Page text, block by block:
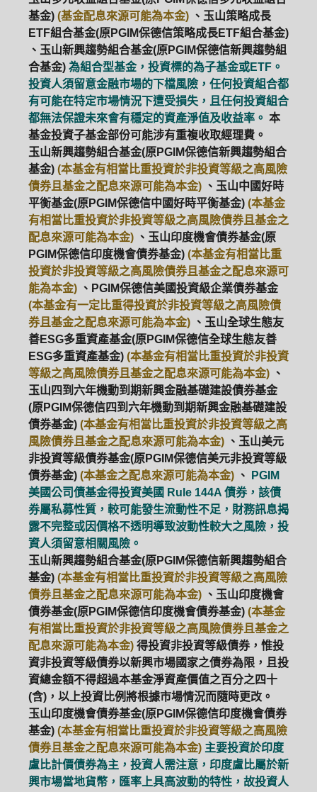
基金) (基金配息來源可能為本金) 、玉山策略成長
ETF組合基金(原PGIM保德信策略成長ETF組合基金)
、玉山新興趨勢組合基金(原PGIM保德信新興趨勢組
合基金) 為組合型基金，投資標的為子基金或ETF。
投資人須留意金融市場的下檔風險，任何投資組合都
有可能在特定市場情況下遭受損失，且任何投資組合
都無法保證未來會有穩定的資產淨值及收益率。 本
基金投資子基金部份可能涉有重複收取經理費。
玉山新興趨勢組合基金(原PGIM保德信新興趨勢組合
基金) (本基金有相當比重投資於非投資等級之高風險
債券且基金之配息來源可能為本金) 、玉山中國好時
平衡基金(原PGIM保德信中國好時平衡基金) (本基金
有相當比重投資於非投資等級之高風險債券且基金之
配息來源可能為本金) 、玉山印度機會債券基金(原
PGIM保德信印度機會債券基金) (本基金有相當比重
投資於非投資等級之高風險債券且基金之配息來源可
能為本金) 、PGIM保德信美國投資級企業債券基金
(本基金有一定比重得投資於非投資等級之高風險債
券且基金之配息來源可能為本金) 、玉山全球生態友
善ESG多重資產基金(原PGIM保德信全球生態友善
ESG多重資產基金) (本基金有相當比重投資於非投資
等級之高風險債券且基金之配息來源可能為本金) 、
玉山四到六年機動到期新興金融基礎建設債券基金
(原PGIM保德信四到六年機動到期新興金融基礎建設
債券基金) (本基金有相當比重投資於非投資等級之高
風險債券且基金之配息來源可能為本金) 、玉山美元
非投資等級債券基金(原PGIM保德信美元非投資等級
債券基金) (本基金之配息來源可能為本金) 、
PGIM
美國公司債基金得投資美國 Rule 144A 債券，該債
券屬私募性質，較可能發生流動性不足，財務訊息揭
露不完整或因價格不透明導致波動性較大之風險，投
資人須留意相關風險。
玉山新興趨勢組合基金(原PGIM保德信新興趨勢組合
基金) (本基金有相當比重投資於非投資等級之高風險
債券且基金之配息來源可能為本金) 、玉山印度機會
債券基金(原PGIM保德信印度機會債券基金) (本基金
有相當比重投資於非投資等級之高風險債券且基金之
配息來源可能為本金) 得投資非投資等級債券，惟投
資非投資等級債券以新興市場國家之債券為限，且投
資總金額不得超過本基金淨資產價值之百分之四十
(含)，以上投資比例將根據市場情況而隨時更改。
玉山印度機會債券基金(原PGIM保德信印度機會債券
基金) (本基金有相當比重投資於非投資等級之高風險
債券且基金之配息來源可能為本金) 主要投資於印度
盧比計價債券為主，投資人需注意，印度盧比屬於新
興市場當地貨幣，匯率上具高波動的特性，故投資人